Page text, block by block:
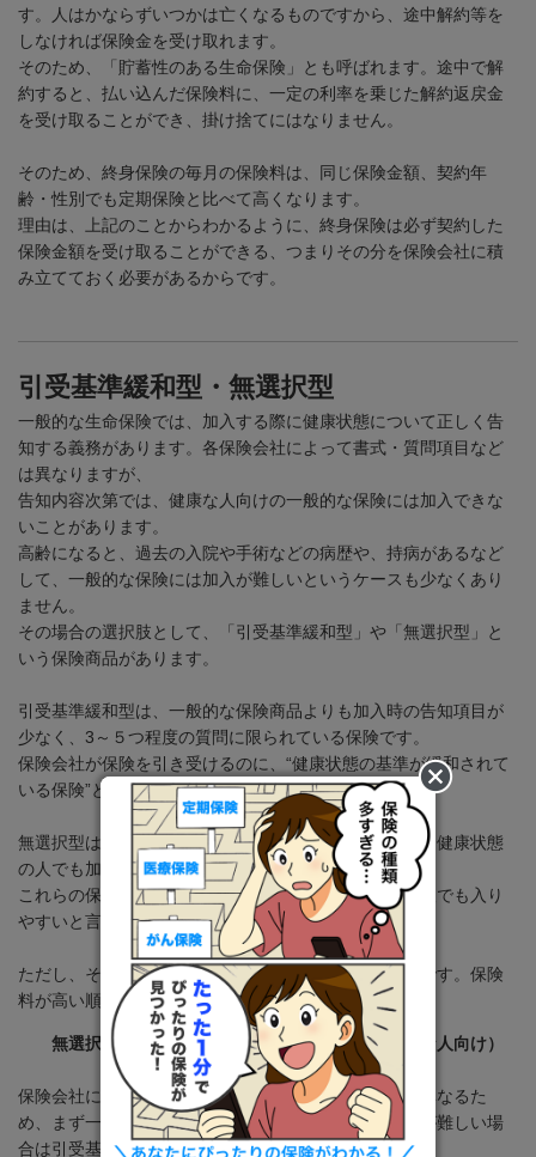
す。人はかならずいつかは亡くなるものですから、途中解約等を
しなければ保険金を受け取れます。
そのため、「貯蓄性のある生命保険」とも呼ばれます。途中で解
約すると、払い込んだ保険料に、一定の利率を乗じた解約返戻金
を受け取ることができ、掛け捨てにはなりません。
そのため、終身保険の毎月の保険料は、同じ保険金額、契約年
齢・性別でも定期保険と比べて高くなります。
理由は、上記のことからわかるように、終身保険は必ず契約した
保険金額を受け取ることができる、つまりその分を保険会社に積
み立てておく必要があるからです。
引受基準緩和型・無選択型
一般的な生命保険では、加入する際に健康状態について正しく告
知する義務があります。各保険会社によって書式・質問項目など
は異なりますが、
告知内容次第では、健康な人向けの一般的な保険には加入できな
いことがあります。
高齢になると、過去の入院や手術などの病歴や、持病があるなど
して、一般的な保険には加入が難しいというケースも少なくあり
ません。
その場合の選択肢として、「引受基準緩和型」や「無選択型」と
いう保険商品があります。
引受基準緩和型は、一般的な保険商品よりも加入時の告知項目が
少なく、 3 ～５つ程度の質問に限られている保険です。
保険会社が保険を引き受けるのに、“健康状態の基準が緩和されて
いる保険”と言えます。
無選択型は、加入時に全く告知する必要がなく、どんな健康状態
の人でも加入できる保険です。
これらの保険なら、持病がある人や健康に不安のある人でも入り
やすいと言えます。
ただし、その分一般的な死亡保険よりも保険料は割高です。保険
料が高い順番は、以下の通りです。
無選択型 ＞ 引受基準緩和型 ＞ 一般（健康な人向け）
保険会社によって審査内容（引き受け可能な条件）が異なるた
め、まず一般向けの生命保険に申込を検討して、加入が難しい場
合は引受基準緩和型を、